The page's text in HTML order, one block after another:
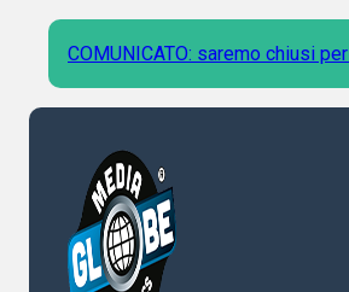
COMUNICATO: saremo chiusi
Agosto